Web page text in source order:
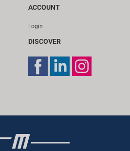
ACCOUNT
Login
DISCOVER